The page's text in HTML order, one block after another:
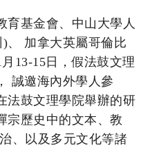
育基金會、中山大學人
、 加拿大英屬哥倫比
13-15日，假法鼓文理
誠邀海內外學人參
法鼓文理學院舉辦的研
宗歷史中的文本、教
、以及多元文化等諸